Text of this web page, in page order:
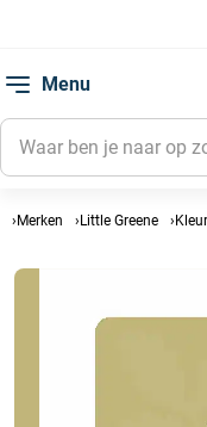
Menu
Merken Little Greene